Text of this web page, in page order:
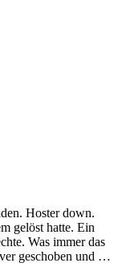
Hoster down.
gelöst hatte. Ein
Was immer das
geschoben und …